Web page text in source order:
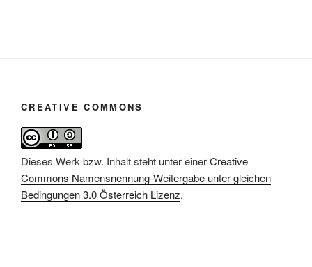
CREATIVE COMMONS
Dieses Werk bzw. Inhalt steht unter einerCreative
Commons Namensnennung-Weitergabe unter gleichen
Bedingungen 3.0 Österreich Lizenz.